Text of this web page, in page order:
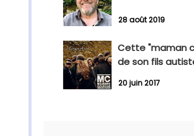
28 août 2019
Cette "maman
de son fils
20 juin 2017